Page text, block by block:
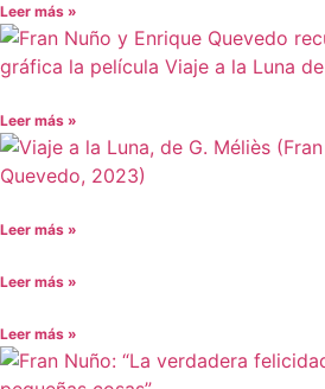
Leer más »
Leer más »
Leer más »
Leer más »
Leer más »